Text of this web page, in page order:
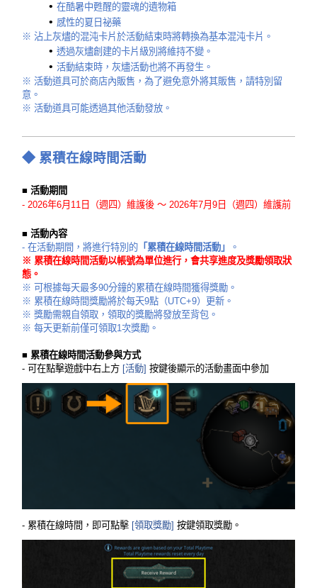
在酷暑中甦醒的靈魂的遺物箱
感性的夏日祕藥
※ 沾上灰燼的混沌卡片於活動結束時將轉換為基本混沌卡片。
透過灰燼創建的卡片級別將維持不變。
活動結束時，灰燼活動也將不再發生。
※ 活動道具可於商店內販售，為了避免意外將其販售，請特別留
意。
※ 活動道具可能透過其他活動發放。
◆ 累積在線時間活動
■ 活動期間
- 2026年6月11日（週四）維護後 ～ 2026年7月9日（週四）維護前
■ 活動內容
- 在活動期間，將進行特別的 「累積在線時間活動」
。
※ 累積在線時間活動以帳號為單位進行，會共享進度及獎勵領取狀
態。
※ 可根據每天最多90分鐘的累積在線時間獲得獎勵。
※ 累積在線時間獎勵將於每天9點（UTC+9）更新。
※ 獎勵需親自領取，領取的獎勵將發放至背包。
※ 每天更新前僅可領取1次獎勵。
■ 累積在線時間活動參與方式
- 可在點擊遊戲中右上方 [活動]按鍵後顯示的活動畫面中參加
- 累積在線時間，即可點擊 [領取獎勵]按鍵領取獎勵。